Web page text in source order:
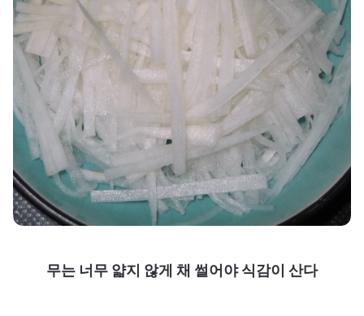
무는 너무 얇지 않게 채 썰어야 식감이 산다